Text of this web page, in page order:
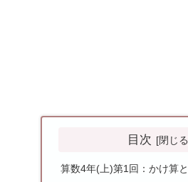
目次
算数4年(上)第1回：かけ算